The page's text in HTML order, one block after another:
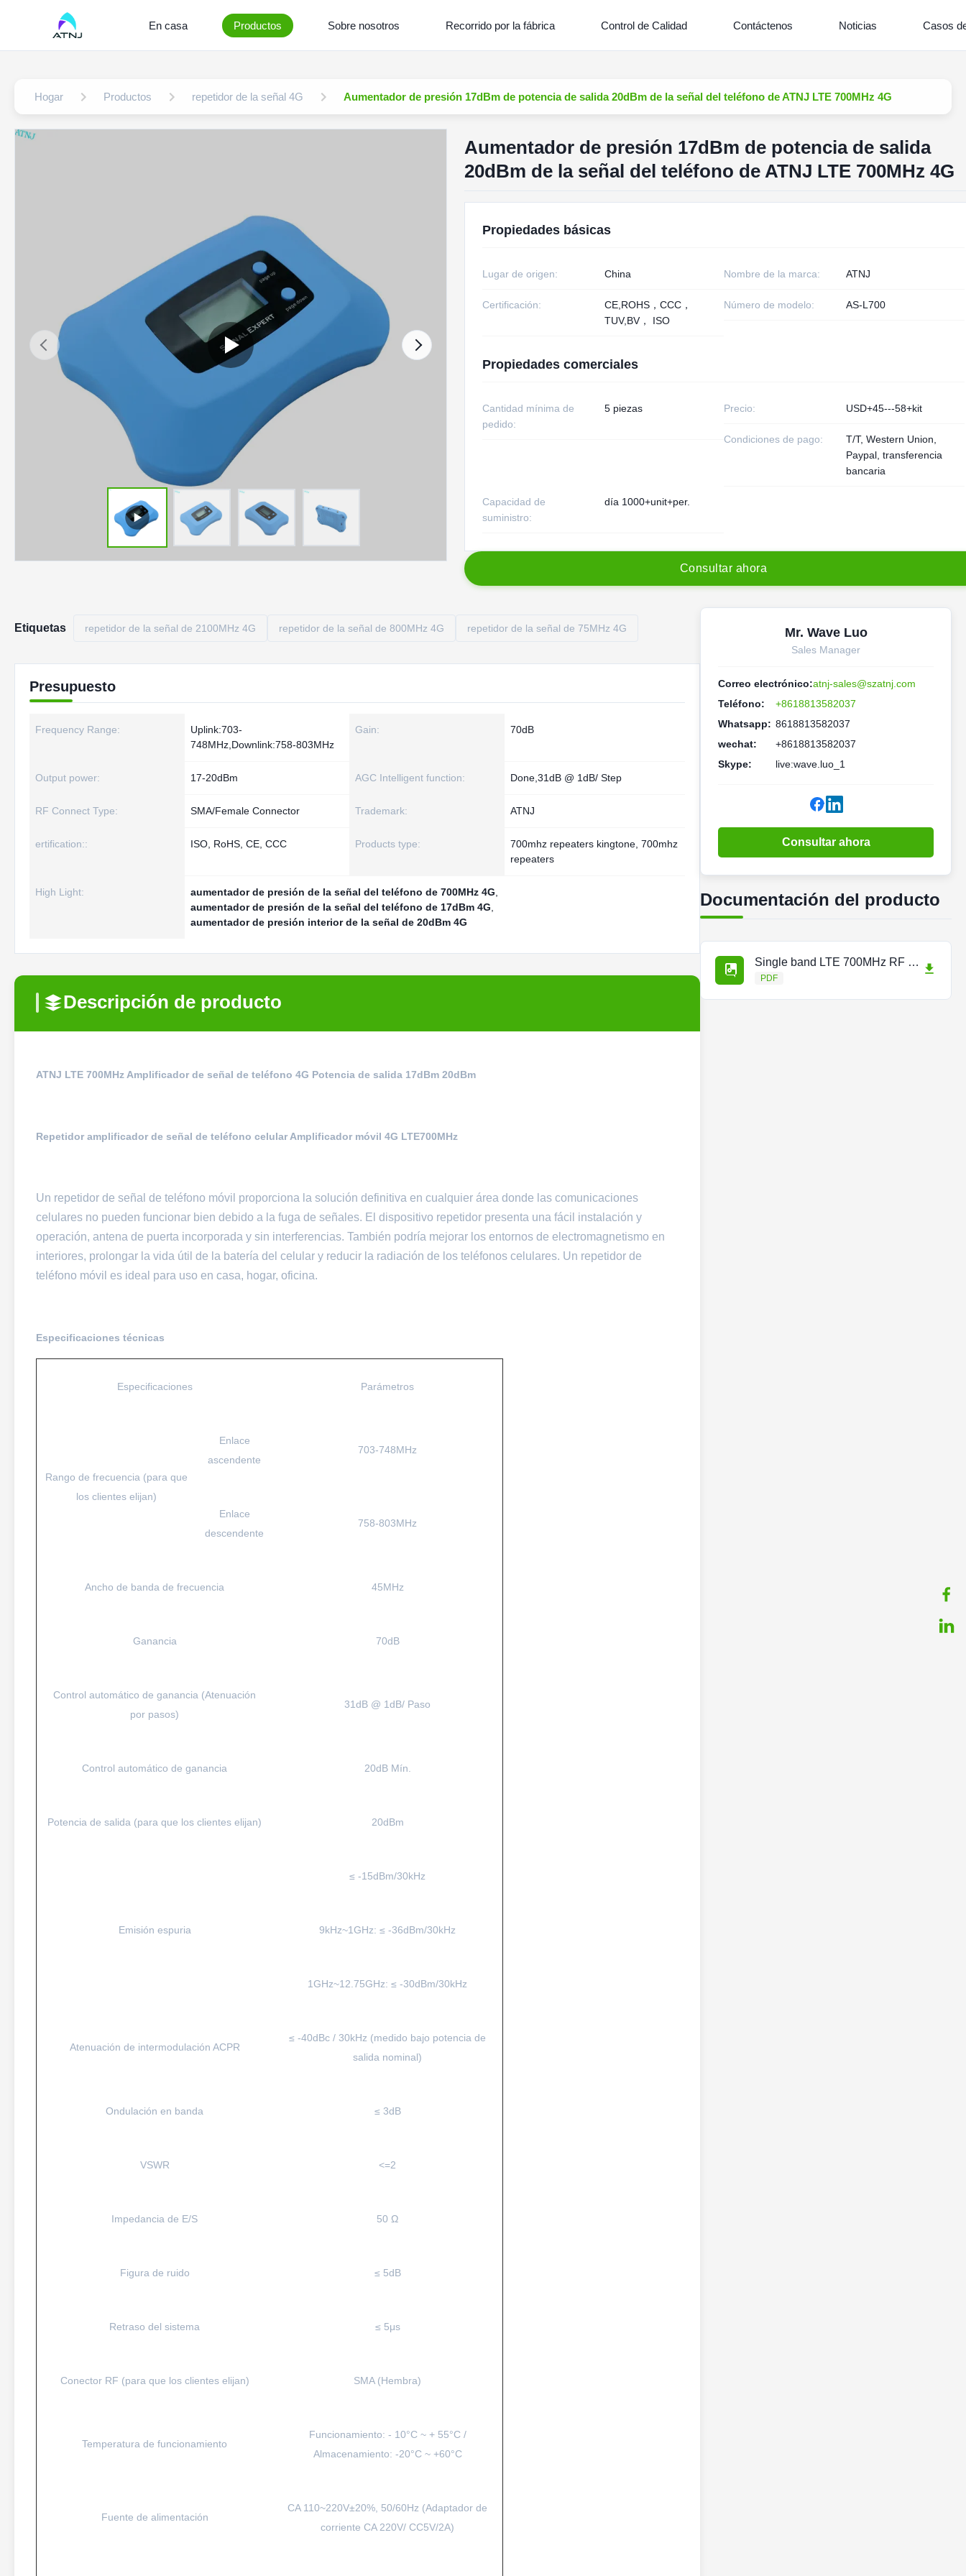
En casa Productos Sobre nosotros Recorrido por la fábrica Control de Calidad Contáctenos Noticias Casos
Hogar Productos repetidor de la señal 4G Aumentador de presión 17dBm de potencia de salida 20dBm de la señal del teléfono de ATNJ LTE 700MHz 4G
Aumentador de presión 17dBm de potencia de salida
20dBm de la señal del teléfono de ATNJ LTE 700MHz 4G
Propiedades básicas
Lugar de origen: China Nombre de la marca: ATNJ
Certificación:
CE,ROHS，CCC，
TUV,BV， ISO
Número de modelo: AS-L700
Propiedades comerciales
Cantidad mínima de
pedido:
5 piezas Precio: USD+45---58+kit
Condiciones de pago:
T/T, Western Union,
Paypal, transferencia
bancaria
Capacidad de
suministro:
día 1000+unit+per.
Consu tar ahora
Etiquetas repetidor de la señal de 2100MHz 4G repetidor de la señal de 800MHz 4G repetidor de la señal de 75MHz 4G
Presupuesto
Frequency Range:
Uplink:703-
748MHz,Downlink:758-803MHz
Gain: 70dB
Output power: 17-20dBm AGC Intelligent function: Done,31dB @ 1dB/ Step
RF Connect Type: SMA/Female Connector Trademark: ATNJ
ertification:: ISO, RoHS, CE, CCC Products type:
700mhz repeaters kingtone, 700mhz
repeaters
High Light: aumentador de presión de la señal del teléfono de 700MHz 4G
aumentador de presión de la señal del teléfono de 17dBm 4G
aumentador de presión interior de la señal de 20dBm 4G
Descripción de producto
ATNJ LTE 700MHz Amplificador de señal de teléfono 4G Potencia de salida 17dBm 20dBm
Repetidor amplificador de señal de teléfono celular Amplificador móvil 4G LTE700MHz
Un repetidor de señal de teléfono móvil proporciona la solución definitiva en cualquier área donde las comunicaciones
celulares no pueden funcionar bien debido a la fuga de señales. El dispositivo repetidor presenta una fácil instalación y
operación, antena de puerta incorporada y sin interferencias. También podría mejorar los entornos de electromagnetismo en
interiores, prolongar la vida útil de la batería del celular y reducir la radiación de los teléfonos celulares. Un repetidor de
teléfono móvil es ideal para uso en casa, hogar, oficina.
Especificaciones técnicas
Especificaciones Parámetros
Rango de frecuencia (para que
los clientes elijan)
Enlace
ascendente
703-748MHz
Enlace
descendente
758-803MHz
Ancho de banda de frecuencia 45MHz
Ganancia 70dB
Control automático de ganancia (Atenuación
por pasos)
31dB @ 1dB/ Paso
Control automático de ganancia 20dB Mín.
Potencia de salida (para que los clientes elijan) 20dBm
Emisión espuria
≤ -15dBm/30kHz
9kHz~1GHz: ≤ -36dBm/30kHz
1GHz~12.75GHz: ≤ -30dBm/30kHz
Atenuación de intermodulación ACPR
≤ -40dBc / 30kHz (medido bajo potencia de
salida nominal)
Ondulación en banda ≤ 3dB
VSWR <=2
Impedancia de E/S 50 Ω
Figura de ruido ≤ 5dB
Retraso del sistema ≤ 5μs
Conector RF (para que los clientes elijan) SMA (Hembra)
Temperatura de funcionamiento
Funcionamiento: - 10°C ~ + 55°C /
Almacenamiento: -20°C ~ +60°C
Fuente de alimentación
CA 110~220V±20%, 50/60Hz (Adaptador de
corriente CA 220V/ CC5V/2A)
Mr. Wave Luo
Sales Manager
Correo electrónico:atnj-sales@szatnj.com
Teléfono:
+8618813582037
Whatsapp: 8618813582037
wechat:
+8618813582037
Skype:
live:wave.luo_1
Consultar ahora
Documentación del producto
Single band LTE 700MHz RF Repeater.pdf
PDF